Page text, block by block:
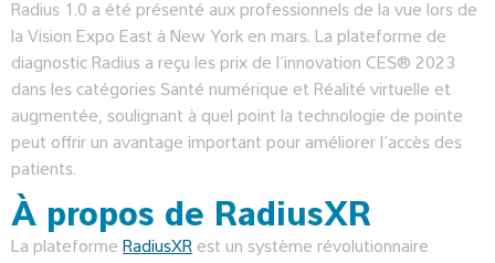
Radius 1.0 a été présenté aux professionnels de la vue lors de
la Vision Expo East à New York en mars. La plateforme de
diagnostic Radius a reçu les prix de l’innovation CES® 2023
dans les catégories Santé numérique et Réalité virtuelle et
augmentée, soulignant à quel point la technologie de pointe
peut offrir un avantage important pour améliorer l’accès des
patients.
À propos de RadiusXR
La plateforme RadiusXR est un système révolutionnaire